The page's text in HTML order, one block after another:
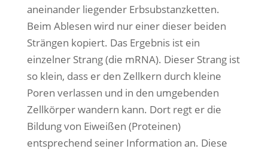
aneinander liegender Erbsubstanzketten.
Beim Ablesen wird nur einer dieser beiden
Strängen kopiert. Das Ergebnis ist ein
einzelner Strang (die mRNA). Dieser Strang ist
so klein, dass er den Zellkern durch kleine
Poren verlassen und in den umgebenden
Zellkörper wandern kann. Dort regt er die
Bildung von Eiweißen (Proteinen)
entsprechend seiner Information an. Diese